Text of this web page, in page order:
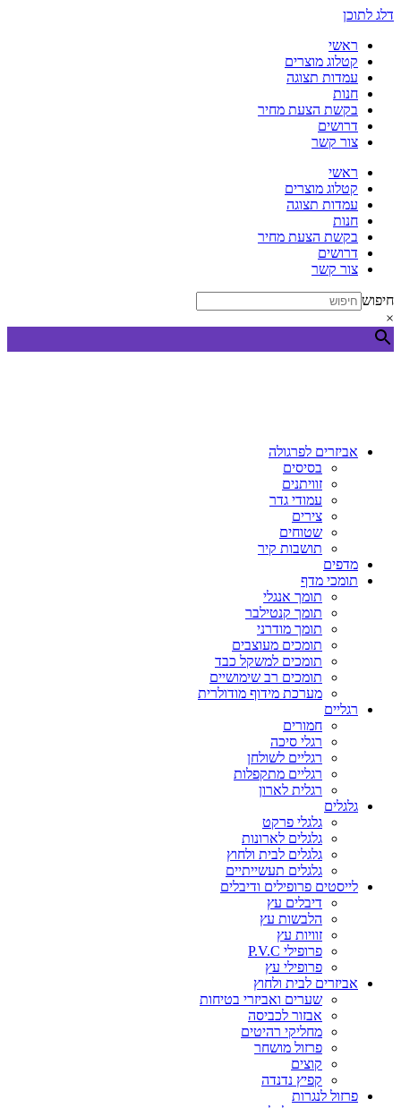
דלג לתוכן
ראשי
קטלוג מוצרים
עמדות תצוגה
חנות
בקשת הצעת מחיר
דרושים
צור קשר
ראשי
קטלוג מוצרים
עמדות תצוגה
חנות
בקשת הצעת מחיר
דרושים
צור קשר
חיפוש
×
אביזרים לפרגולה
בסיסים
זוויתנים
עמודי גדר
צירים
שטוחים
תושבות קיר
מדפים
תומכי מדף
תומך אנגלי
תומך קנטילבר
תומך מודרני
תומכים מעוצבים
תומכים למשקל כבד
תומכים רב שימושיים
מערכת מידוף מודולרית
רגליים
חמורים
רגלי סיכה
רגליים לשולחן
רגליים מתקפלות
רגלית לארון
גלגלים
גלגלי פרקט
גלגלים לארונות
גלגלים לבית ולחוץ
גלגלים תעשייתיים
לייסטים פרופילים ודיבלים
דיבלים עץ
הלבשות עץ
זוויות עץ
פרופילי P.V.C
פרופילי עץ
אביזרים לבית ולחוץ
שערים ואביזרי בטיחות
אבזור לכביסה
מחליקי רהיטים
פרזול מושחר
קוצים
קפיץ נדנדה
פרזול לנגרות